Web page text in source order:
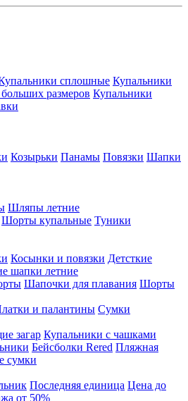
сплошные Купальники
размеров Купальники
Козырьки Панамы Повязки Шапки
Шляпы летние
Шорты купальные Туники
Косынки и повязки Детсткие
шапки летние
Шапочки для плавания Шорты
и палантины Сумки
загар Купальники с чашками
Бейсболки Rered Пляжная
сумки
Последняя единица Цена до
от 50%